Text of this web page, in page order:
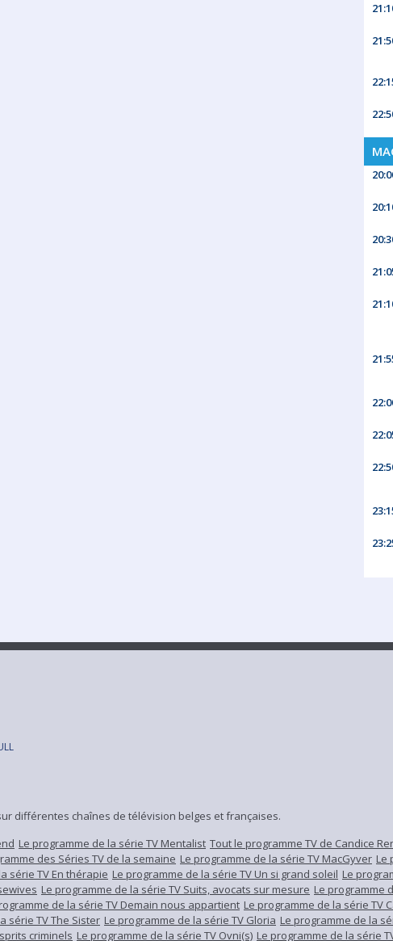
différentes chaînes de télévision belges et françaises.
Le programme de la série TV Mentalist Tout le programme TV de Candice
des Séries TV de la semaine Le programme de la série TV MacGyver Le
série TV En thérapie Le programme de la série TV Un si grand soleil Le
Le programme de la série TV Suits, avocats sur mesure Le programme
de la série TV Demain nous appartient Le programme de la série TV
série TV The Sister Le programme de la série TV Gloria Le programme de la
criminels Le programme de la série TV Ovni(s) Le programme de la série